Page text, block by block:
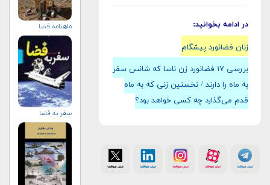
در ادامه بخوانید:
زنان فضانورد پیشگام
بررسی ۱۷ فضانورد زن ناسا که شانس سفر
به ماه را دارند / نخستین زنی که به ماه
قدم می‌گذارد چه کسی خواهد بود؟
ماهنامه فضا
سفر به فضا